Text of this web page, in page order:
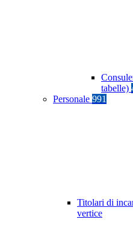
tabelle)
Personale 991
Titolari di
vertice